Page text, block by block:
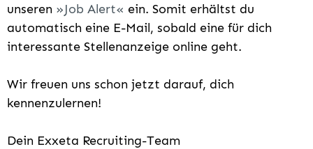
unseren
Job Alert
ein. Somit erhältst du
automatisch eine E-Mail, sobald eine für dich
interessante Stellenanzeige online geht.
Wir freuen uns schon jetzt darauf, dich
kennenzulernen!
Dein Exxeta Recruiting-Team